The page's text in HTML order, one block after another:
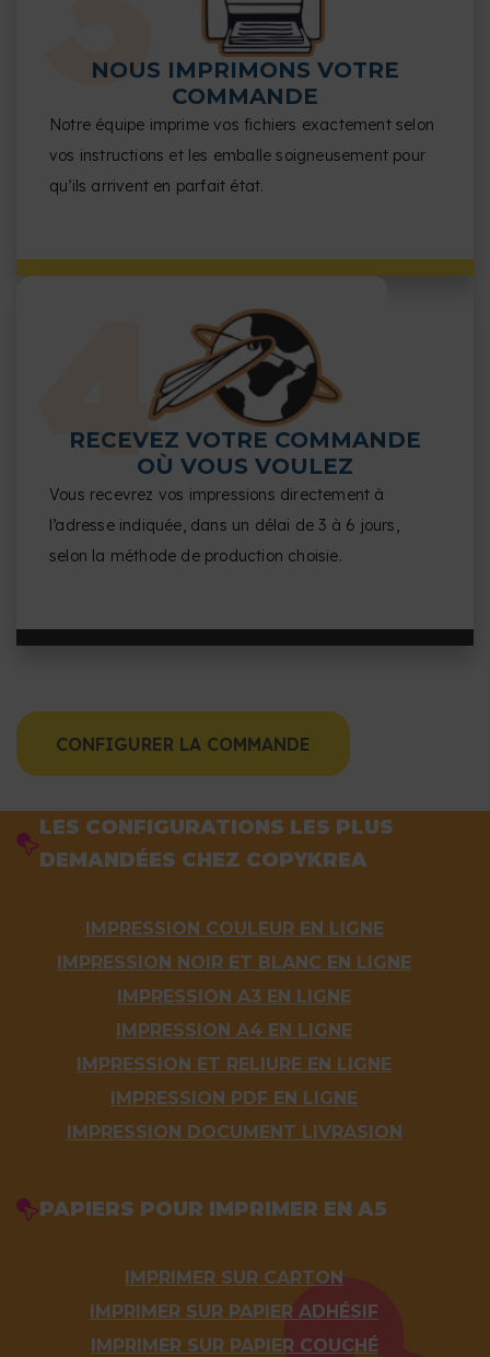
NOUS IMPRIMONS VOTRE
COMMANDE
Notre équipe imprime vos fichiers exactement selon
vos instructions et les emballe soigneusement pour
qu’ils arrivent en parfait état.
RECEVEZ VOTRE COMMANDE
OÙ VOUS VOULEZ
Vous recevrez vos impressions directement à
l’adresse indiquée, dans un délai de 3 à 6 jours,
selon la méthode de production choisie.
CONFIGURER LA COMMANDE
LES CONFIGURATIONS LES PLUS
DEMANDÉES CHEZ COPYKREA
IMPRESSION COULEUR EN LIGNE
IMPRESSION NOIR ET BLANC EN LIGNE
IMPRESSION A3 EN LIGNE
IMPRESSION A4 EN LIGNE
IMPRESSION ET RELIURE EN LIGNE
IMPRESSION PDF EN LIGNE
IMPRESSION DOCUMENT LIVRASION
PAPIERS POUR IMPRIMER EN A5
IMPRIMER SUR CARTON
IMPRIMER SUR PAPIER ADHÉSIF
IMPRIMER SUR PAPIER COUCHÉ